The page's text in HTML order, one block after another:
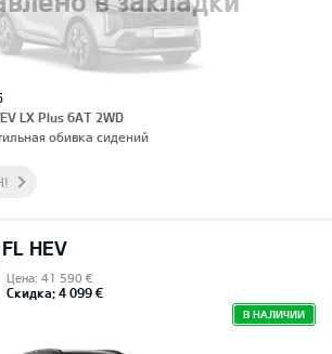
LX Plus 6AT 2WD
обивка сидений
HEV
Цена: 41 590 €
Скидка: 4 099 €
В НАЛИЧИИ